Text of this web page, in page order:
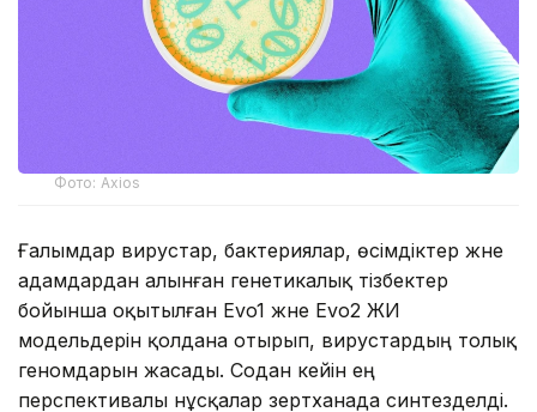
Фото: Axios
Ғалымдар вирустар, бактериялар, өсімдіктер және
адамдардан алынған генетикалық тізбектер
бойынша оқытылған Evo1 және Evo2 ЖИ
модельдерін қолдана отырып, вирустардың толық
геномдарын жасады. Содан кейін ең
перспективалы нұсқалар зертханада синтезделді.